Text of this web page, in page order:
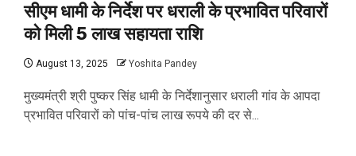
सीएम धामी के निर्देश पर धराली के प्रभावित परिवारों
को मिली 5 लाख सहायता राशि
August 13, 2025 Yoshita Pandey
मुख्यमंत्री श्री पुष्कर सिंह धामी के निर्देशानुसार धराली गांव के आपदा
प्रभावित परिवारों को पांच-पांच लाख रूपये की दर से...